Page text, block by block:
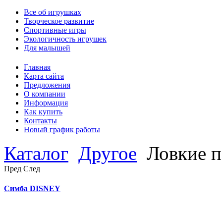
Все об игрушках
Творческое развитие
Спортивные игры
Экологичность игрушек
Для малышей
Главная
Карта сайта
Предложения
О компании
Информация
Как купить
Контакты
Новый график работы
Каталог Другое Ловкие
Пред След
Симба DISNEY